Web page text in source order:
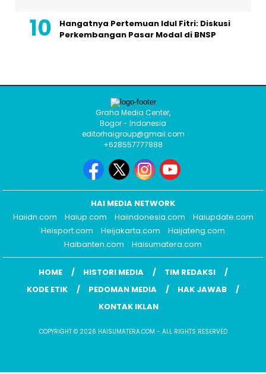
Hangatnya Pertemuan Idul Fitri: Diskusi
Perkembangan Pasar Modal di BNSP
Graha Media Center,
Bogor - Indonesia
editorhaigroup@gmail.com
+628557777888
HAI MEDIA NETWORK
Haiidn.com
Haiup.com Haiindonesia.com
Haiupdate.com
Heisport.com
Heijakarta.com
Haijateng.com
Haibanten.com
Haisumatera.com
HOME HISTORI MEDIA
TIM REDAKSI
KODE ETIK
PEDOMAN MEDIA
HAK JAWAB
KONTAK IKLAN
COPYRIGHT © 2026 HAISUMATERA.COM - ALL RIGHTS RESERVED